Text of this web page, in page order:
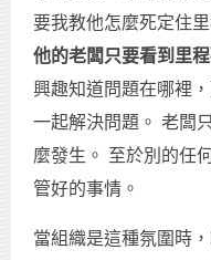
要我教他怎麼死定住
他的老闆只要看到里
興趣知道問題在哪裡
一起解決問題。 老闆
麼發生。 至於別的任
管好的事情。
當組織是這種氛圍時